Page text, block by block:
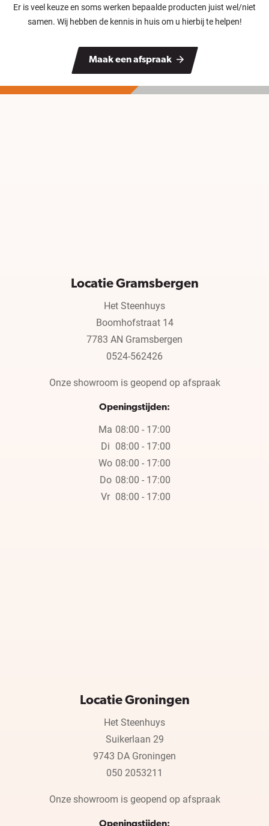
Er is veel keuze en soms werken bepaalde producten juist wel/niet
samen. Wij hebben de kennis in huis om u hierbij te helpen!
Maak een afspraak
Locatie Gramsbergen
Het Steenhuys
Boomhofstraat 14
7783 AN Gramsbergen
0524-562426
Onze showroom is geopend op afspraak
Openingstijden:
Ma 08:00 - 17:00
Di 08:00 - 17:00
Wo 08:00 - 17:00
Do 08:00 - 17:00
Vr 08:00 - 17:00
Locatie Groningen
Het Steenhuys
Suikerlaan 29
9743 DA Groningen
050 2053211
Onze showroom is geopend op afspraak